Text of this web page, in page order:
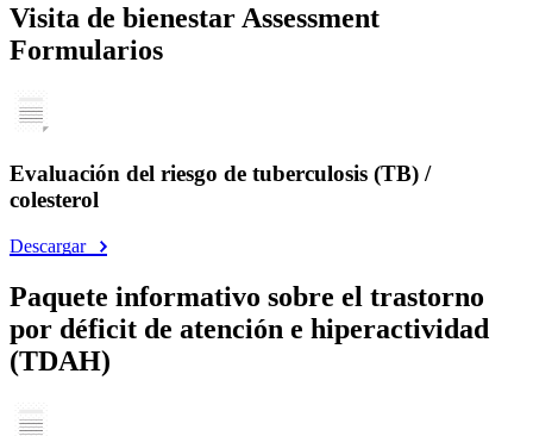
Visita de bienestar Assessment
Formularios
Evaluación del riesgo de tuberculosis (TB) /
colesterol
Descargar
Paquete informativo sobre el trastorno
por déficit de atención e hiperactividad
(TDAH)